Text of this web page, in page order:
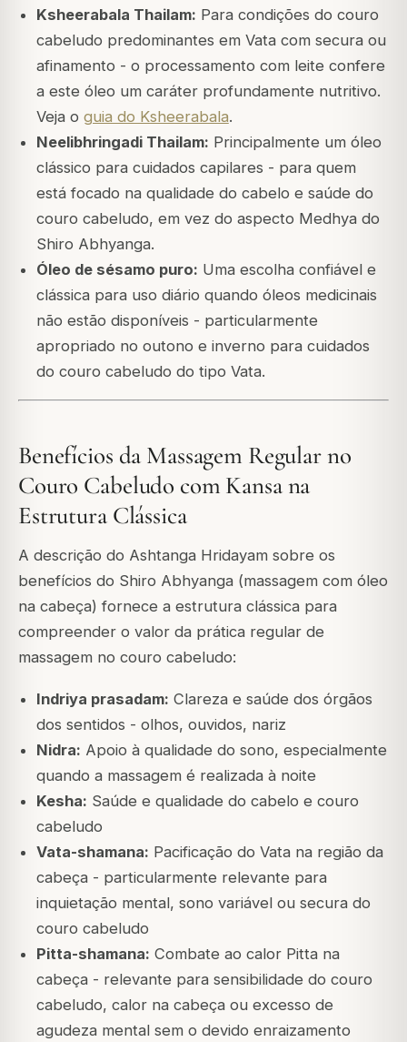
Ksheerabala Thailam: Para condições do couro
cabeludo predominantes em Vata com secura ou
afinamento - o processamento com leite confere
a este óleo um caráter profundamente nutritivo.
Veja o guia do Ksheerabala.
Neelibhringadi Thailam: Principalmente um óleo
clássico para cuidados capilares - para quem
está focado na qualidade do cabelo e saúde do
couro cabeludo, em vez do aspecto Medhya do
Shiro Abhyanga.
Óleo de sésamo puro: Uma escolha confiável e
clássica para uso diário quando óleos medicinais
não estão disponíveis - particularmente
apropriado no outono e inverno para cuidados
do couro cabeludo do tipo Vata.
Benefícios da Massagem Regular no
Couro Cabeludo com Kansa na
Estrutura Clássica
A descrição do Ashtanga Hridayam sobre os
benefícios do Shiro Abhyanga (massagem com óleo
na cabeça) fornece a estrutura clássica para
compreender o valor da prática regular de
massagem no couro cabeludo:
Indriya prasadam: Clareza e saúde dos órgãos
dos sentidos - olhos, ouvidos, nariz
Nidra: Apoio à qualidade do sono, especialmente
quando a massagem é realizada à noite
Kesha: Saúde e qualidade do cabelo e couro
cabeludo
Vata-shamana: Pacificação do Vata na região da
cabeça - particularmente relevante para
inquietação mental, sono variável ou secura do
couro cabeludo
Pitta-shamana: Combate ao calor Pitta na
cabeça - relevante para sensibilidade do couro
cabeludo, calor na cabeça ou excesso de
agudeza mental sem o devido enraizamento